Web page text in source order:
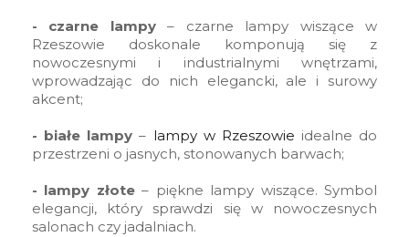
- czarne lampy– czarne lampy wiszące w
Rzeszowie doskonale komponują się z
nowoczesnymi i industrialnymi wnętrzami,
wprowadzając do nich elegancki, ale i surowy
akcent;
- białe lampy – lampy w Rzeszowie idealne do
przestrzeni o jasnych, stonowanych barwach;
- lampy złote– piękne lampy wiszące. Symbol
elegancji, który sprawdzi się w nowoczesnych
salonach czy jadalniach.